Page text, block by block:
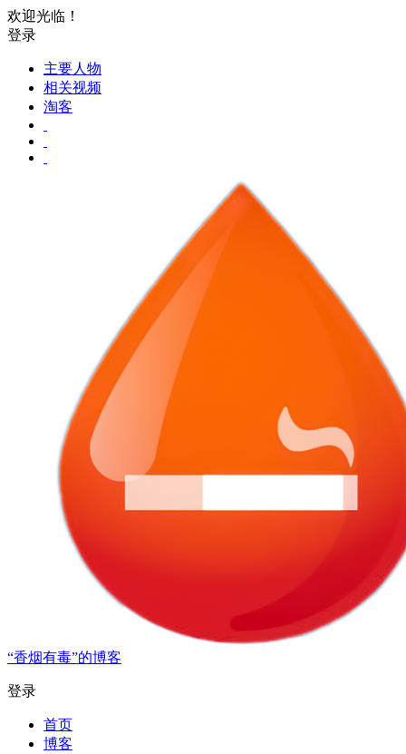
欢迎光临！
登录
主要人物
相关视频
淘客
“香烟有毒”的博客
登录
首页
博客